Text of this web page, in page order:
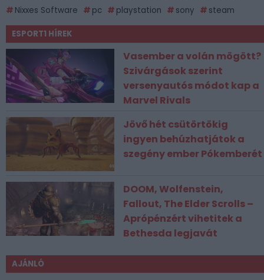
Nixxes Software
pc playstation sony steam
ESPORT1 HÍREK
Vasember a volán mögött?
Szivárgások szerint
versenyautós módot kap a
Marvel Rivals
Jövő hét csütörtökig
ingyen behúzhatjátok a
szegény ember Pókemberét
DOOM, Wolfenstein,
Fallout, The Elder Scrolls –
Aprópénzért vihetitek a
Bethesda legjavát
AJÁNLÓ